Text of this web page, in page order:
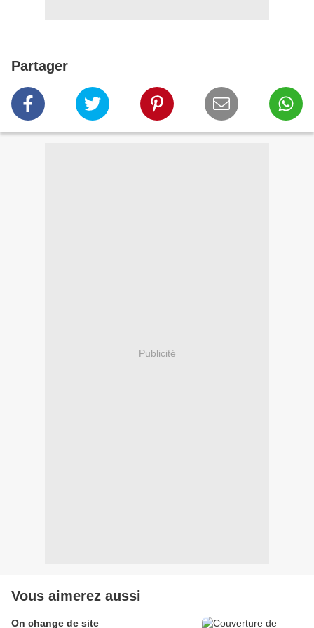
Partager
Publicité
Vous aimerez aussi
On change de site